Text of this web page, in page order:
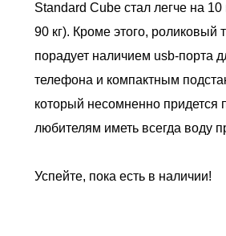
Standard Cube стал легче на 10
90 кг). Кроме этого, роликовый
порадует наличием usb-порта
телефона и компактным
который несомненно придется
любителям иметь всегда воду
Успейте, пока есть в наличии!